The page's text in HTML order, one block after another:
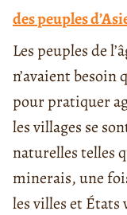
des peuples
Les peuples de
n’avaient besoin
pour pratiquer
les villages se
naturelles telles
minerais, une
les villes et États